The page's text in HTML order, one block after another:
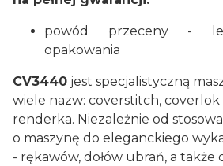
powód przeceny -
opakowania
CV3440 jest specjalistyczną
wiele nazw: coverstitch,
renderka. Niezależnie od
o maszynę do eleganckiego
- rękawów, dołów ubrań, a także